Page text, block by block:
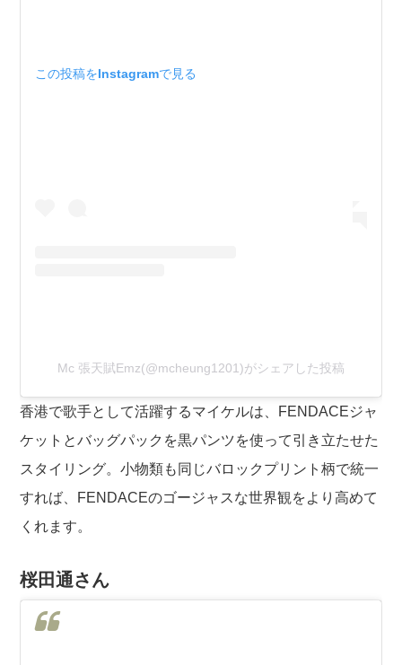
この投稿をInstagramで見る
Mc 張天賦Emz(@mcheung1201)がシェアした投稿
香港で歌手として活躍するマイケルは、FENDACEジャ
ケットとバッグパックを黒パンツを使って引き立たせた
スタイリング。小物類も同じバロックプリント柄で統一
すれば、FENDACEのゴージャスな世界観をより高めて
くれます。
桜田通さん